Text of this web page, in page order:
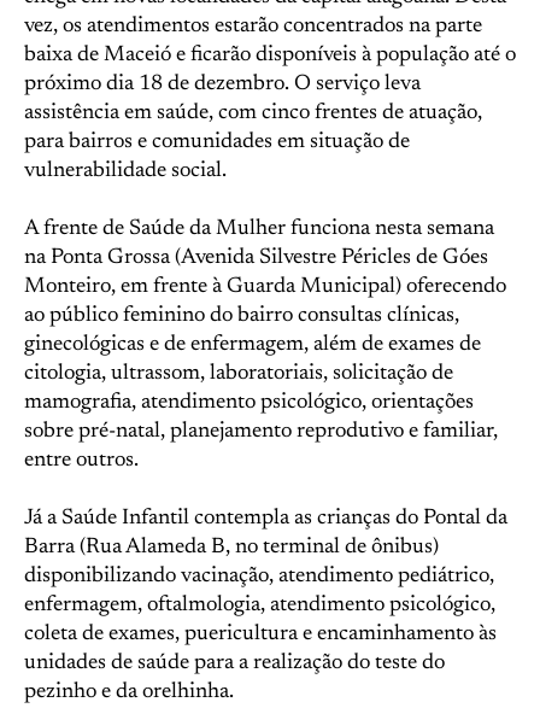
vez, os atendimentos estarão concentrados na parte
baixa de Maceió e ficarão disponíveis à população até o
próximo dia 18 de dezembro. O serviço leva
assistência em saúde, com cinco frentes de atuação,
para bairros e comunidades em situação de
vulnerabilidade social.
A frente de Saúde da Mulher funciona nesta semana
na Ponta Grossa (Avenida Silvestre Péricles de Góes
Monteiro, em frente à Guarda Municipal) oferecendo
ao público feminino do bairro consultas clínicas,
ginecológicas e de enfermagem, além de exames de
citologia, ultrassom, laboratoriais, solicitação de
mamografia, atendimento psicológico, orientações
sobre pré-natal, planejamento reprodutivo e familiar,
entre outros.
Já a Saúde Infantil contempla as crianças do Pontal da
Barra (Rua Alameda B, no terminal de ônibus)
disponibilizando vacinação, atendimento pediátrico,
enfermagem, oftalmologia, atendimento psicológico,
coleta de exames, puericultura e encaminhamento às
unidades de saúde para a realização do teste do
pezinho e da orelhinha.